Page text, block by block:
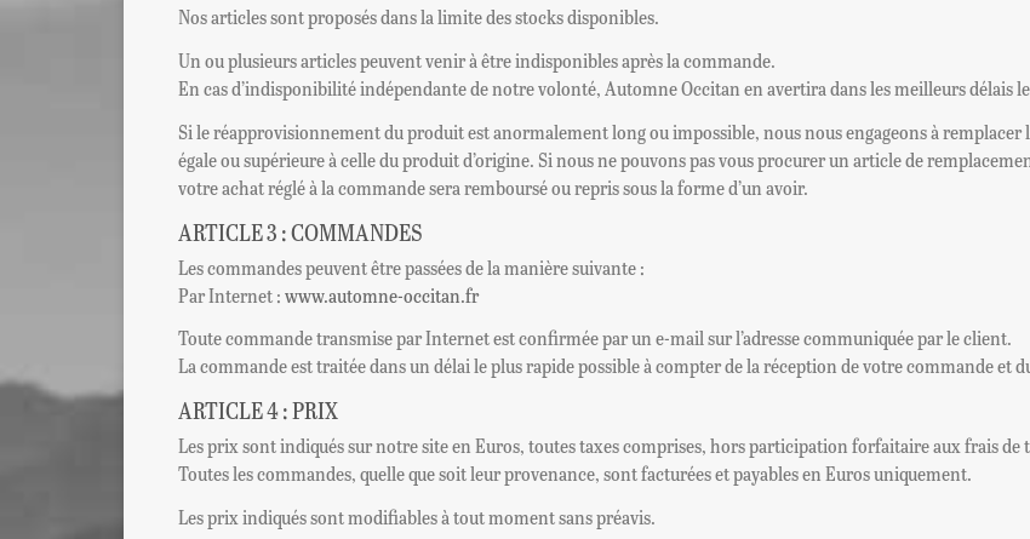
Nos articles sont proposés dans la limite des stocks disponibles.
Un ou plusieurs articles peuvent venir à être indisponibles après la commande.
En cas d’indisponibilité indépendante de notre volonté, Automne Occitan en avertira dans les meilleurs délais
Si le réapprovisionnement du produit est anormalement long ou impossible, nous nous engageons à
égale ou supérieure à celle du produit d’origine. Si nous ne pouvons pas vous procurer un article de
votre achat réglé à la commande sera remboursé ou repris sous la forme d’un avoir.
ARTICLE 3 : COMMANDES
Les commandes peuvent être passées de la manière suivante :
Par Internet :www.automne-occitan.fr
Toute commande transmise par Internet est confirmée par un e-mail sur l’adresse communiquée par le client.
La commande est traitée dans un délai le plus rapide possible à compter de la réception de votre commande et
ARTICLE 4 : PRIX
Les prix sont indiqués sur notre site en Euros, toutes taxes comprises, hors participation forfaitaire aux frais de
Toutes les commandes, quelle que soit leur provenance, sont facturées et payables en Euros uniquement.
Les prix indiqués sont modifiables à tout moment sans préavis.